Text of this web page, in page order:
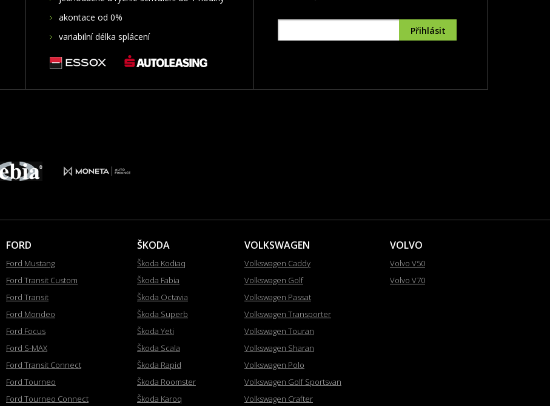
akontace od 0%
variabilní délka splácení
FORD
Ford Mustang
Ford Transit Custom
Ford Transit
Ford Mondeo
Ford Focus
Ford S-MAX
Ford Transit Connect
Ford Tourneo
Ford Tourneo Connect
ŠKODA
Škoda Kodiaq
Škoda Fabia
Škoda Octavia
Škoda Superb
Škoda Yeti
Škoda Scala
Škoda Rapid
Škoda Roomster
Škoda Karoq
VOLKSWAGEN
Volkswagen Caddy
Volkswagen Golf
Volkswagen Passat
Volkswagen Transporter
Volkswagen Touran
Volkswagen Sharan
Volkswagen Polo
Volkswagen Golf Sportsvan
Volkswagen Crafter
VOLVO
Volvo V50
Volvo V70